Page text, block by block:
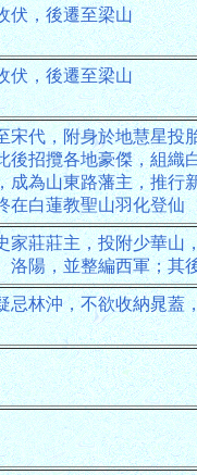
伏，後遷至梁山
伏，後遷至梁山
宋代，附身於地慧星投
後招攬各地豪傑，組織
成為山東路藩主，推行
在白蓮教聖山羽化登仙
家莊莊主，投附少華山
洛陽，並整編西軍；其
忌林沖，不欲收納晁蓋